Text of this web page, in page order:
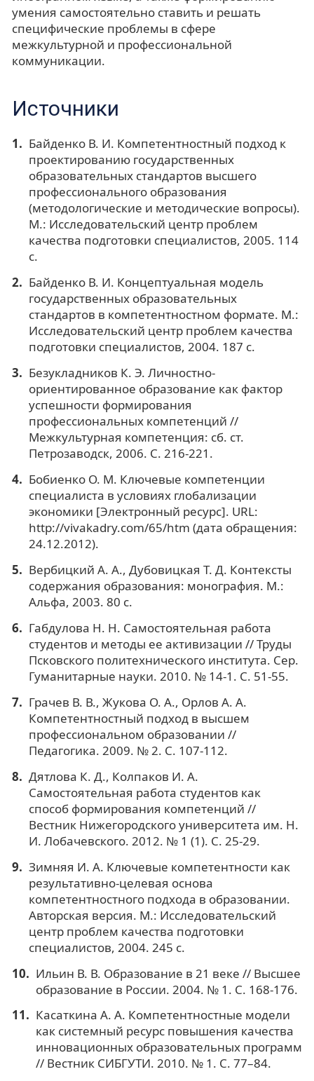
умения самостоятельно ставить и решать
специфические проблемы в сфере
межкультурной и профессиональной
коммуникации.
Источники
Байденко В. И. Компетентностный подход к
проектированию государственных
образовательных стандартов высшего
профессионального образования
(методологические и методические вопросы).
М.: Исследовательский центр проблем
качества подготовки специалистов, 2005. 114
с.
Байденко В. И. Концептуальная модель
государственных образовательных
стандартов в компетентностном формате. М.:
Исследовательский центр проблем качества
подготовки специалистов, 2004. 187 с.
Безукладников К. Э. Личностно-
ориентированное образование как фактор
успешности формирования
профессиональных компетенций //
Межкультурная компетенция: сб. ст.
Петрозаводск, 2006. C. 216-221.
Бобиенко О. М. Ключевые компетенции
специалиста в условиях глобализации
экономики [Электронный ресурс]. URL:
http://vivakadry.com/65/htm (дата обращения:
24.12.2012).
Вербицкий А. А., Дубовицкая Т. Д. Контексты
содержания образования: монография. М.:
Альфа, 2003. 80 с.
Габдулова Н. Н. Самостоятельная работа
студентов и методы ее активизации // Труды
Псковского политехнического института. Сер.
Гуманитарные науки. 2010. № 14-1. С. 51-55.
Грачев В. В., Жукова О. А., Орлов А. А.
Компетентностный подход в высшем
профессиональном образовании //
Педагогика. 2009. № 2. С. 107-112.
Дятлова К. Д., Колпаков И. А.
Самостоятельная работа студентов как
способ формирования компетенций //
Вестник Нижегородского университета им. Н.
И. Лобачевского. 2012. № 1 (1). С. 25-29.
Зимняя И. А. Ключевые компетентности как
результативно-целевая основа
компетентностного подхода в образовании.
Авторская версия. М.: Исследовательский
центр проблем качества подготовки
специалистов, 2004. 245 с.
Ильин В. В. Образование в 21 веке // Высшее
образование в России. 2004. № 1. С. 168-176.
Касаткина А. А. Компетентностные модели
как системный ресурс повышения качества
инновационных образовательных программ
// Вестник СИБГУТИ. 2010. № 1. С. 77–84.